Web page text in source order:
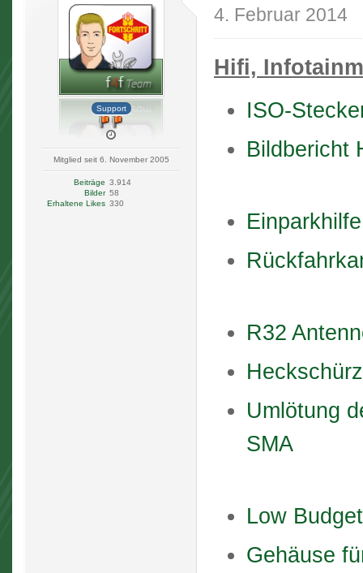
Support
Mitglied seit 6. November 2005
Beiträge 3.914
Bilder 58
Erhaltene Likes 330
4. Februar 2014
Hifi,
ISO-
Bildbericht
R32
Umlötung
SMA
Low
Gehäuse